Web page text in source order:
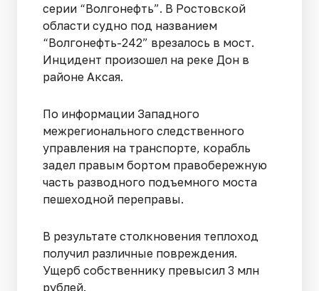
серии “Волгонефть”. В Ростовской
области судно под названием
“Волгонефть-242” врезалось в мост.
Инцидент произошел на реке Дон в
районе Аксая.
По информации Западного
межрегионального следственного
управления на транспорте, корабль
задел правым бортом правобережную
часть разводного подъемного моста
пешеходной переправы.
В результате столкновения теплоход
получил различные повреждения.
Ущерб собственнику превысил 3 млн
рублей.